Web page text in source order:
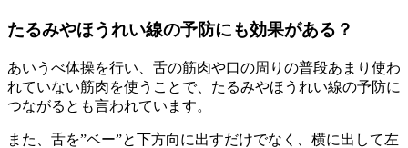
たるみやほうれい線の予防にも効果がある？
あいうべ体操を行い、舌の筋肉や口の周りの普段あまり使わ
れていない筋肉を使うことで、たるみやほうれい線の予防に
つながるとも言われています。
また、舌を”ベー”と下方向に出すだけでなく、横に出して左